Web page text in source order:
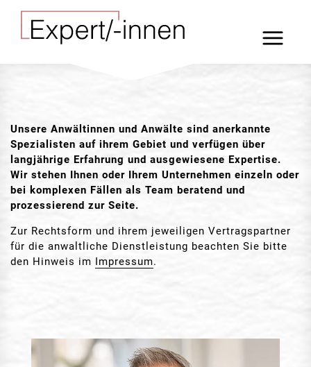
Unsere Anwältinnen und Anwälte sind anerkannte
Spezialisten auf ihrem Gebiet und verfügen über
langjährige Erfahrung und ausgewiesene Expertise.
Wir stehen Ihnen oder Ihrem Unternehmen einzeln oder
bei komplexen Fällen als Team beratend und
prozessierend zur Seite.
Zur Rechtsform und ihrem jeweiligen Vertragspartner
für die anwaltliche Dienstleistung beachten Sie bitte
den Hinweis im Impressum.